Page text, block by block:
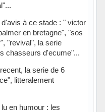
à ce stade : " victor
en bretagne", "sos
"revival", la serie
chasseurs d'ecume"...
la serie de 6
litteralement
en humour : les